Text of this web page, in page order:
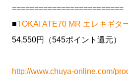
=========================
■TOKAI ATE70 MR エレキギタ
54,550円（545ポイント還元）
http://www.chuya-online.com/